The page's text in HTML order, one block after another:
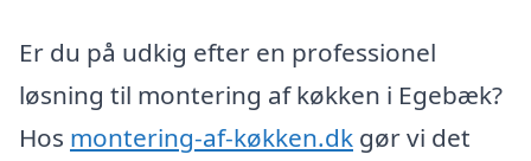
Er du på udkig efter en professionel
løsning til montering af køkken i Egebæk?
Hos montering-af-køkken.dk gør vi det